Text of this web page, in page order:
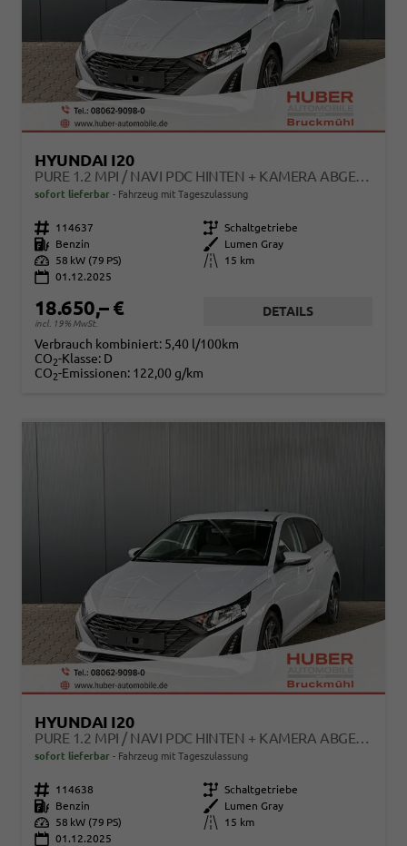
HYUNDAI I20
PURE 1.2 MPI / NAVI PDC HINTEN + KAMERA ABGEDUNKELTE SCHEIBEN TEMPOMAT ALU 16"
sofort lieferbar Fahrzeug mit Tageszulassung
Fahrzeugnr. 114637 Getriebe Schaltgetriebe
Kraftstoff
Benzin Außenfarbe
Lumen Gray
Leistung
58 kW (79 PS) Kilometerstand
15 km
01.12.2025
18.650,– €
incl. 19% MwSt.
DETAILS
Verbrauch kombiniert: 5,40 l/100km
CO2-Klasse: D
CO2-Emissionen: 122,00 g/km
HYUNDAI I20
PURE 1.2 MPI / NAVI PDC HINTEN + KAMERA ABGEDUNKELTE SCHEIBEN TEMPOMAT ALU 16"
sofort lieferbar Fahrzeug mit Tageszulassung
Fahrzeugnr. 114638 Getriebe Schaltgetriebe
Kraftstoff
Benzin Außenfarbe
Lumen Gray
Leistung
58 kW (79 PS) Kilometerstand
15 km
01.12.2025